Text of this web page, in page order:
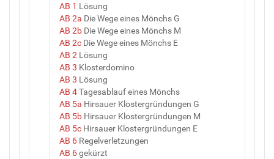
AB 1 Lösung
AB 2a Die Wege eines Mönchs G
AB 2b Die Wege eines Mönchs M
AB 2c Die Wege eines Mönchs E
AB 2 Lösung
AB 3 Klosterdomino
AB 3 Lösung
AB 4Tagesablauf eines Mönchs
AB 5a Hirsauer Klostergründungen G
AB 5b Hirsauer Klostergründungen M
AB 5c Hirsauer Klostergründungen E
AB 6 Regelverletzungen
AB 6gekürzt